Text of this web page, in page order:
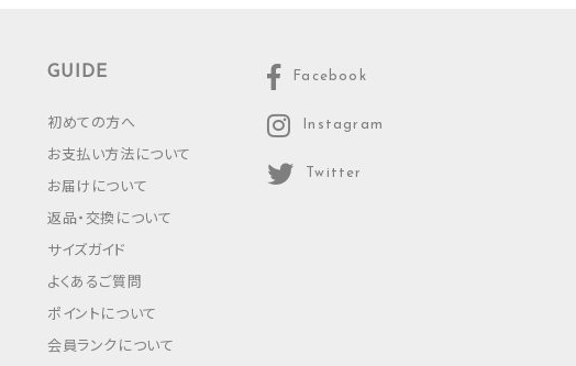
GUIDE
初めての方へ
お支払い方法について
お届けについて
返品・交換について
サイズガイド
よくあるご質問
ポイントについて
会員ランクについて
Facebook
Instagram
Twitter